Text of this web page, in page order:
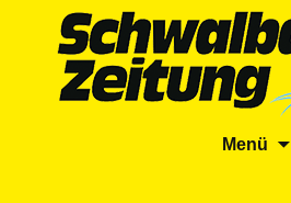
Menü